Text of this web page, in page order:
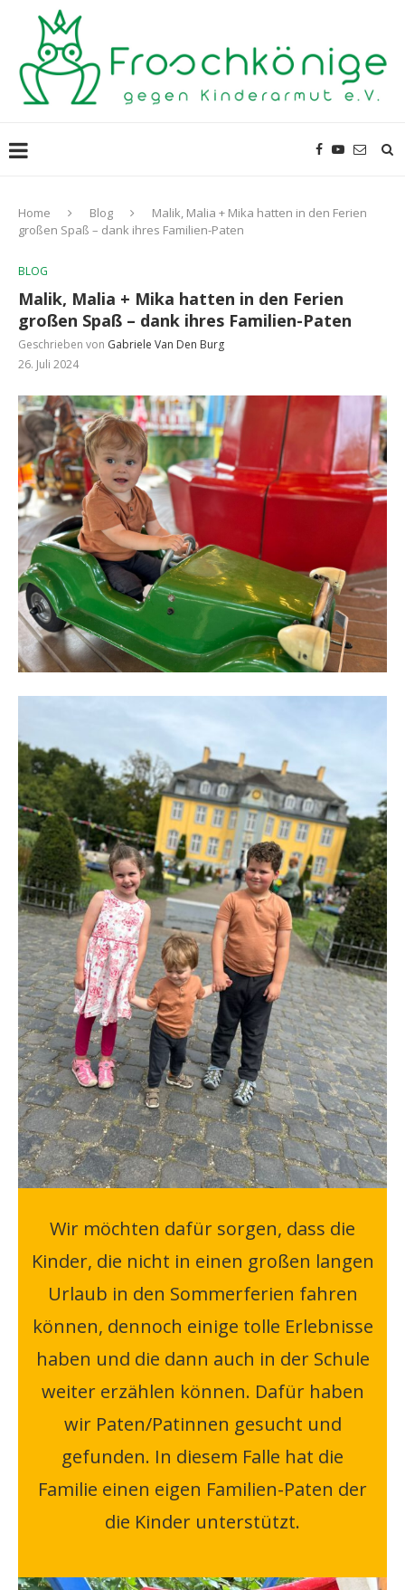
Home Blog
Malik, Malia + Mika hatten in den Ferien
großen Spaß – dank ihres Familien-Paten
BLOG
Malik, Malia + Mika hatten in den Ferien
großen Spaß – dank ihres Familien-Paten
Geschrieben von Gabriele Van Den Burg
26. Juli 2024
Wir möchten dafür sorgen, dass die
Kinder, die nicht in einen großen langen
Urlaub in den Sommerferien fahren
können, dennoch einige tolle Erlebnisse
haben und die dann auch in der Schule
weiter erzählen können. Dafür haben
wir Paten/Patinnen gesucht und
gefunden. In diesem Falle hat die
Familie einen eigen Familien-Paten der
die Kinder unterstützt.